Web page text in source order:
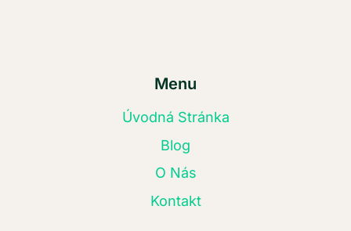
Menu
Úvodná Stránka
Blog
O Nás
Kontakt